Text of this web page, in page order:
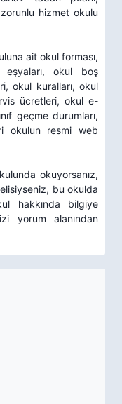
hizmet okulu
ait okul forması,
eşyaları, okul boş
okul kuralları, okul
ücretleri, okul e-
geçme durumları,
okulun resmi web
okuyorsanız,
bu okulda
hakkında bilgiye
yorum alanından